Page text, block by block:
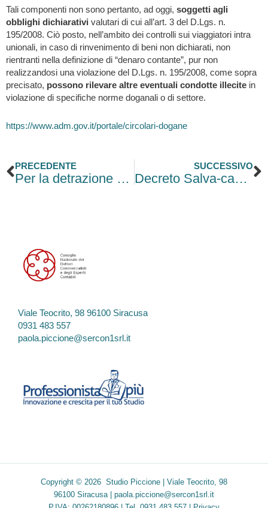
Tali componenti non sono pertanto, ad oggi, soggetti agli
obblighi dichiarativi valutari di cui all’art. 3 del D.Lgs. n.
195/2008. Ciò posto, nell’ambito dei controlli sui viaggiatori intra
unionali, in caso di rinvenimento di beni non dichiarati, non
rientranti nella definizione di “denaro contante”, pur non
realizzandosi una violazione del D.Lgs. n. 195/2008, come sopra
precisato, possono rilevare altre eventuali condotte illecite in
violazione di specifiche norme doganali o di settore.
https://www.adm.gov.it/portale/circolari-dogane
Precedente
PRECEDENTE
Per la detrazione edilizia basta la disponibilità giuridica e materiale del fabbricato
SUCCESSIVO
Decreto Salva-casa: via libera dal Cdm
Viale Teocrito, 98 96100 Siracusa
0931 483 557
paola.piccione@sercon1srl.it
Copyright © 2026 Studio Piccione | Viale Teocrito, 98
96100 Siracusa | paola.piccione@sercon1srl.it